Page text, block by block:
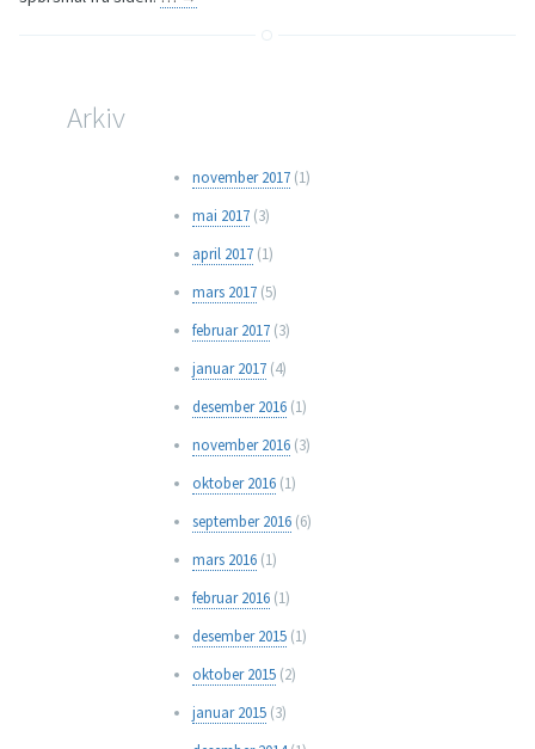
Arkiv
november 2017(1)
mai 2017(3)
april 2017(1)
mars 2017(5)
februar 2017(3)
januar 2017(4)
desember 2016(1)
november 2016(3)
oktober 2016(1)
september 2016(6)
mars 2016(1)
februar 2016(1)
desember 2015(1)
oktober 2015(2)
januar 2015(3)